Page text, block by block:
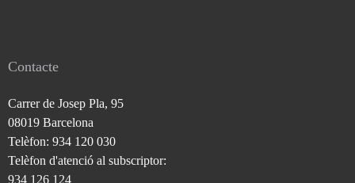
Contacte
Carrer de Josep Pla, 95
08019 Barcelona
Telèfon: 934 120 030
Telèfon d'atenció al subscriptor:
934 126 124